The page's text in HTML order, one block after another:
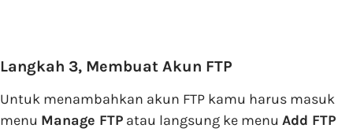
Langkah 3, Membuat Akun FTP
Untuk menambahkan akun FTP kamu harus masuk
menu Manage FTP atau langsung ke menu Add FTP